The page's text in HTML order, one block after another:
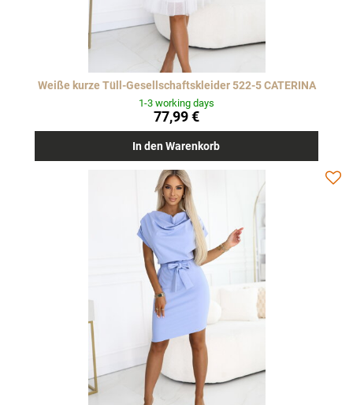
Weiße kurze Tüll-Gesellschaftskleider 522-5 CATERINA
1-3 working days
77,99 €
In den Warenkorb